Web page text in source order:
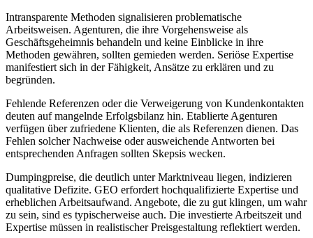
Intransparente Methoden signalisieren problematische
Arbeitsweisen. Agenturen, die ihre Vorgehensweise als
Geschäftsgeheimnis behandeln und keine Einblicke in ihre
Methoden gewähren, sollten gemieden werden. Seriöse Expertise
manifestiert sich in der Fähigkeit, Ansätze zu erklären und zu
begründen.
Fehlende Referenzen oder die Verweigerung von Kundenkontakten
deuten auf mangelnde Erfolgsbilanz hin. Etablierte Agenturen
verfügen über zufriedene Klienten, die als Referenzen dienen. Das
Fehlen solcher Nachweise oder ausweichende Antworten bei
entsprechenden Anfragen sollten Skepsis wecken.
Dumpingpreise, die deutlich unter Marktniveau liegen, indizieren
qualitative Defizite. GEO erfordert hochqualifizierte Expertise und
erheblichen Arbeitsaufwand. Angebote, die zu gut klingen, um wahr
zu sein, sind es typischerweise auch. Die investierte Arbeitszeit und
Expertise müssen in realistischer Preisgestaltung reflektiert werden.